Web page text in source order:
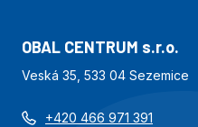
OBAL CENTRUM s.r.o.
Veská 35, 533 04 Sezemice
+420 466 971 391